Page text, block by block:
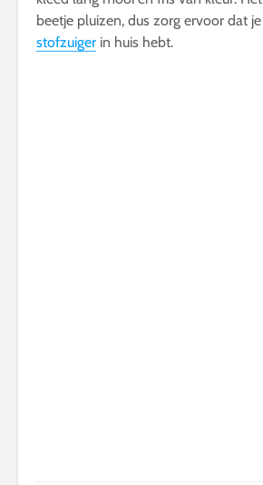
beetje pluizen, dus zorg ervoor dat
stofzuiger in huis hebt.